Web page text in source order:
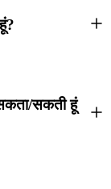
सकती हूं